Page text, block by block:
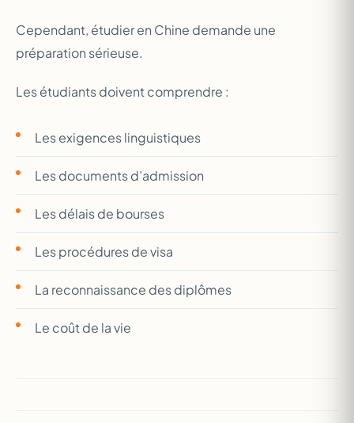
Cependant, étudier en Chine demande une
préparation sérieuse.
Les étudiants doivent comprendre :
Les exigences linguistiques
Les documents d’admission
Les délais de bourses
Les procédures de visa
La reconnaissance des diplômes
Le coût de la vie